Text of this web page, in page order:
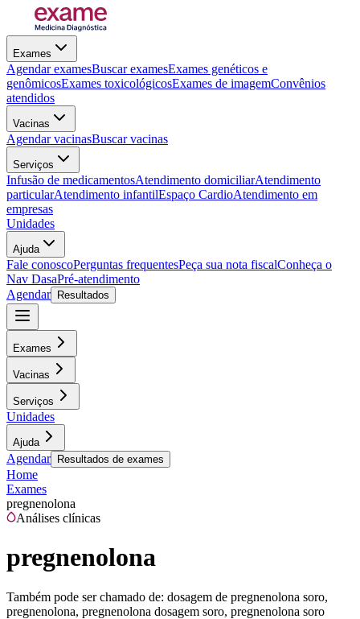
Exames
Agendar examesBuscar examesExames genéticos e
genômicosExames toxicológicosExames de imagemConvênios
atendidos
Vacinas
Agendar vacinasBuscar vacinas
Serviços
Infusão de medicamentosAtendimento domiciliarAtendimento
particularAtendimento infantilEspaço CardioAtendimento em
empresas
Unidades
Ajuda
Fale conoscoPerguntas frequentesPeça sua nota fiscalConheça o
Nav DasaPré-atendimento
Agendar
Resultados
Exames
Vacinas
Serviços
Unidades
Ajuda
Agendar Resultados de exames
Home
Exames
pregnenolona
Análises clínicas
pregnenolona
Também pode ser chamado de: dosagem de pregnenolona soro,
pregnenolona, pregnenolona dosagem soro, pregnenolona soro